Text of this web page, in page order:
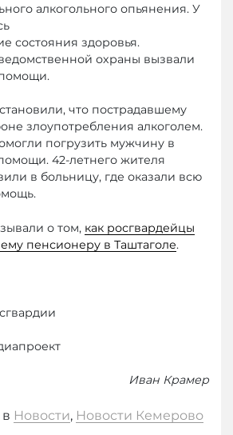
алкогольного опьянения. У
состояния здоровья.
охраны вызвали
что пострадавшему
злоупотребления алкоголем.
погрузить мужчину в
42-летнего жителя
в больницу, где оказали всю
о том, как росгвардейцы
пенсионеру в Таштаголе.
Иван Крамер
Новости, Новости Кемерово